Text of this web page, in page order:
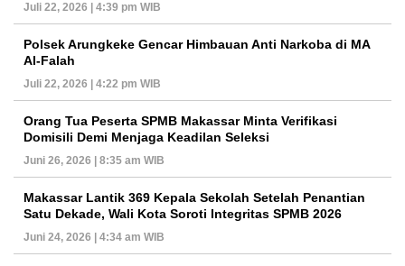
Juli 22, 2026 | 4:39 pm WIB
Polsek Arungkeke Gencar Himbauan Anti Narkoba di MA
Al-Falah
Juli 22, 2026 | 4:22 pm WIB
Orang Tua Peserta SPMB Makassar Minta Verifikasi
Domisili Demi Menjaga Keadilan Seleksi
Juni 26, 2026 | 8:35 am WIB
Makassar Lantik 369 Kepala Sekolah Setelah Penantian
Satu Dekade, Wali Kota Soroti Integritas SPMB 2026
Juni 24, 2026 | 4:34 am WIB